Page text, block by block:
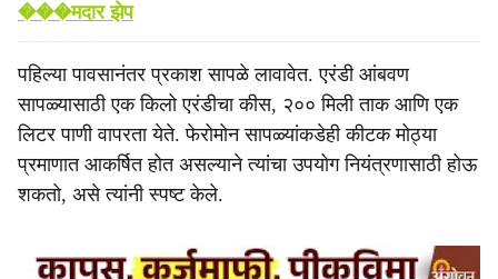
���मदार झेप
पहिल्या पावसानंतर प्रकाश सापळे लावावेत. एरंडी आंबवण
सापळ्यासाठी एक किलो एरंडीचा कीस, २०० मिली ताक आणि एक
लिटर पाणी वापरता येते. फेरोमोन सापळ्यांकडेही कीटक मोठ्या
प्रमाणात आकर्षित होत असल्याने त्यांचा उपयोग नियंत्रणासाठी होऊ
शकतो, असे त्यांनी स्पष्ट केले.